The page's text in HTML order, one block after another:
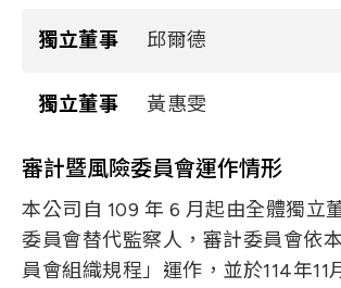
性別年齡
主要學(經)歷
目前兼任本公司及其他公司之職務
本公司薪酬委員
成真(股)公司董事
獨立董事 邱爾德
性別年齡
主要學(經)歷
美國加州理工學院物理博士
國立陽明大學生醫光電研究所
心主任
獨立董事 黃惠雯
性別年齡
主要學(經)歷
台灣大學 EMBA 碩士
審計暨風險委員會運作情形
本公司自 109 年 6 月起由全體獨立
委員會替代監察人，審計委員會依
員會組織規程」運作，並於114年11